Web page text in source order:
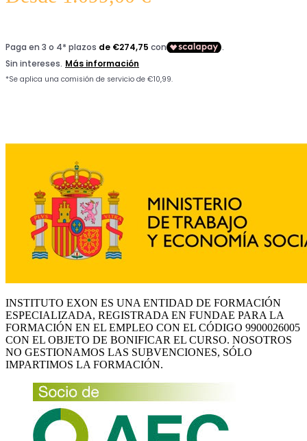
INSTITUTO EXON ES UNA ENTIDAD DE FORMACIÓN
ESPECIALIZADA, REGISTRADA EN FUNDAE PARA LA
FORMACIÓN EN EL EMPLEO CON EL CÓDIGO 9900026005
CON EL OBJETO DE BONIFICAR EL CURSO. NOSOTROS
NO GESTIONAMOS LAS SUBVENCIONES, SÓLO
IMPARTIMOS LA FORMACIÓN.